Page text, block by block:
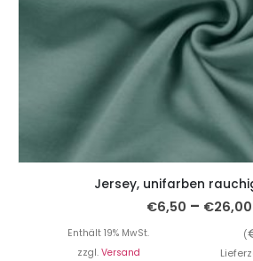
Jersey, unifarben
€6,50 – €26,00
Enthält 19% MwSt. (
zzgl. Versand